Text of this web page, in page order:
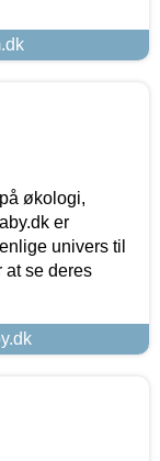
økologi,
er
univers til
at se deres